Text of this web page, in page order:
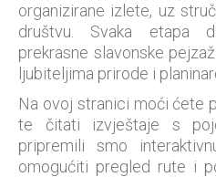
organizirane izlete, uz
društvu. Svaka etapa
prekrasne slavonske
ljubiteljima prirode i
Na ovoj stranici moći ćete
te čitati izvještaje s
pripremili smo
omogućiti pregled rute i